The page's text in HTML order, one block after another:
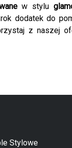
w stylu
dodatek do
z naszej
Stylowe